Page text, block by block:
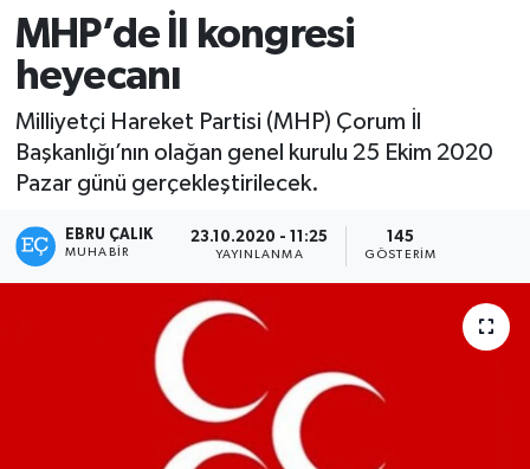
MHP’de İl kongresi
heyecanı
Milliyetçi Hareket Partisi (MHP) Çorum İl
Başkanlığı’nın olağan genel kurulu 25 Ekim 2020
Pazar günü gerçekleştirilecek.
EBRU ÇALIK
MUHABIR
23.10.2020 - 11:25
YAYINLANMA
145
GÖSTERIM